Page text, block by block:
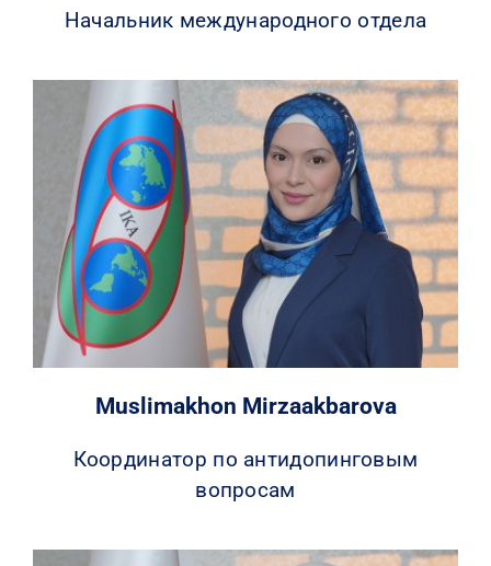
Начальник международного отдела
Muslimakhon Mirzaakbarova
Координатор по антидопинговым
вопросам